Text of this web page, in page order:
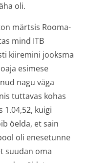
oli.
märtsis Rooma-
mind ITB
kiiremini jooksma
esimese
nagu väga
tuttavas kohas
1.04,52, kuigi
öelda, et sain
oli enesetunne
suudan oma